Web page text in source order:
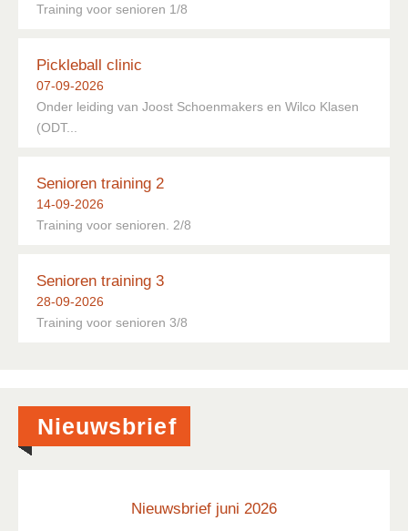
Training voor senioren 1/8
Pickleball clinic
07-09-2026
Onder leiding van Joost Schoenmakers en Wilco Klasen
(ODT...
Senioren training 2
14-09-2026
Training voor senioren. 2/8
Senioren training 3
28-09-2026
Training voor senioren 3/8
Nieuwsbrief
Nieuwsbrief juni 2026